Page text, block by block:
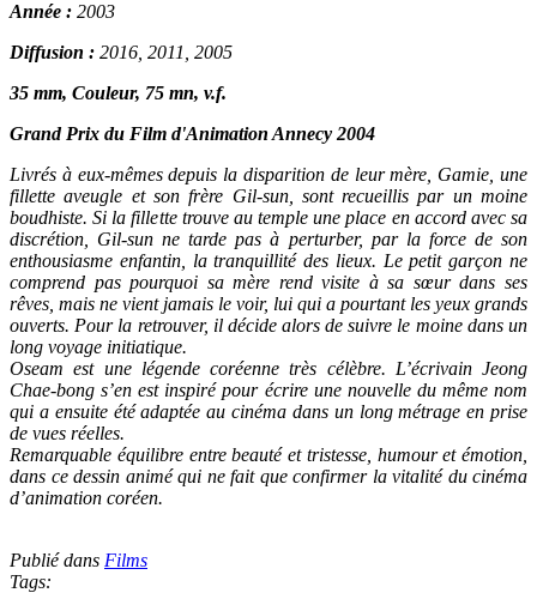
Année : 2003
Diffusion : 2016, 2011, 2005
35 mm, Couleur, 75 mn, v.f.
Grand Prix du Film d'Animation Annecy 2004
Livrés à eux-mêmes depuis la disparition de leur mère, Gamie, une
fillette aveugle et son frère Gil-sun, sont recueillis par un moine
boudhiste. Si la fillette trouve au temple une place en accord avec sa
discrétion, Gil-sun ne tarde pas à perturber, par la force de son
enthousiasme enfantin, la tranquillité des lieux. Le petit garçon ne
comprend pas pourquoi sa mère rend visite à sa sœur dans ses
rêves, mais ne vient jamais le voir, lui qui a pourtant les yeux grands
ouverts. Pour la retrouver, il décide alors de suivre le moine dans un
long voyage initiatique.
Oseam est une légende coréenne très célèbre. L’écrivain Jeong
Chae-bong s’en est inspiré pour écrire une nouvelle du même nom
qui a ensuite été adaptée au cinéma dans un long métrage en prise
de vues réelles.
Remarquable équilibre entre beauté et tristesse, humour et émotion,
dans ce dessin animé qui ne fait que confirmer la vitalité du cinéma
d’animation coréen.
Publié dans Films
Tags: